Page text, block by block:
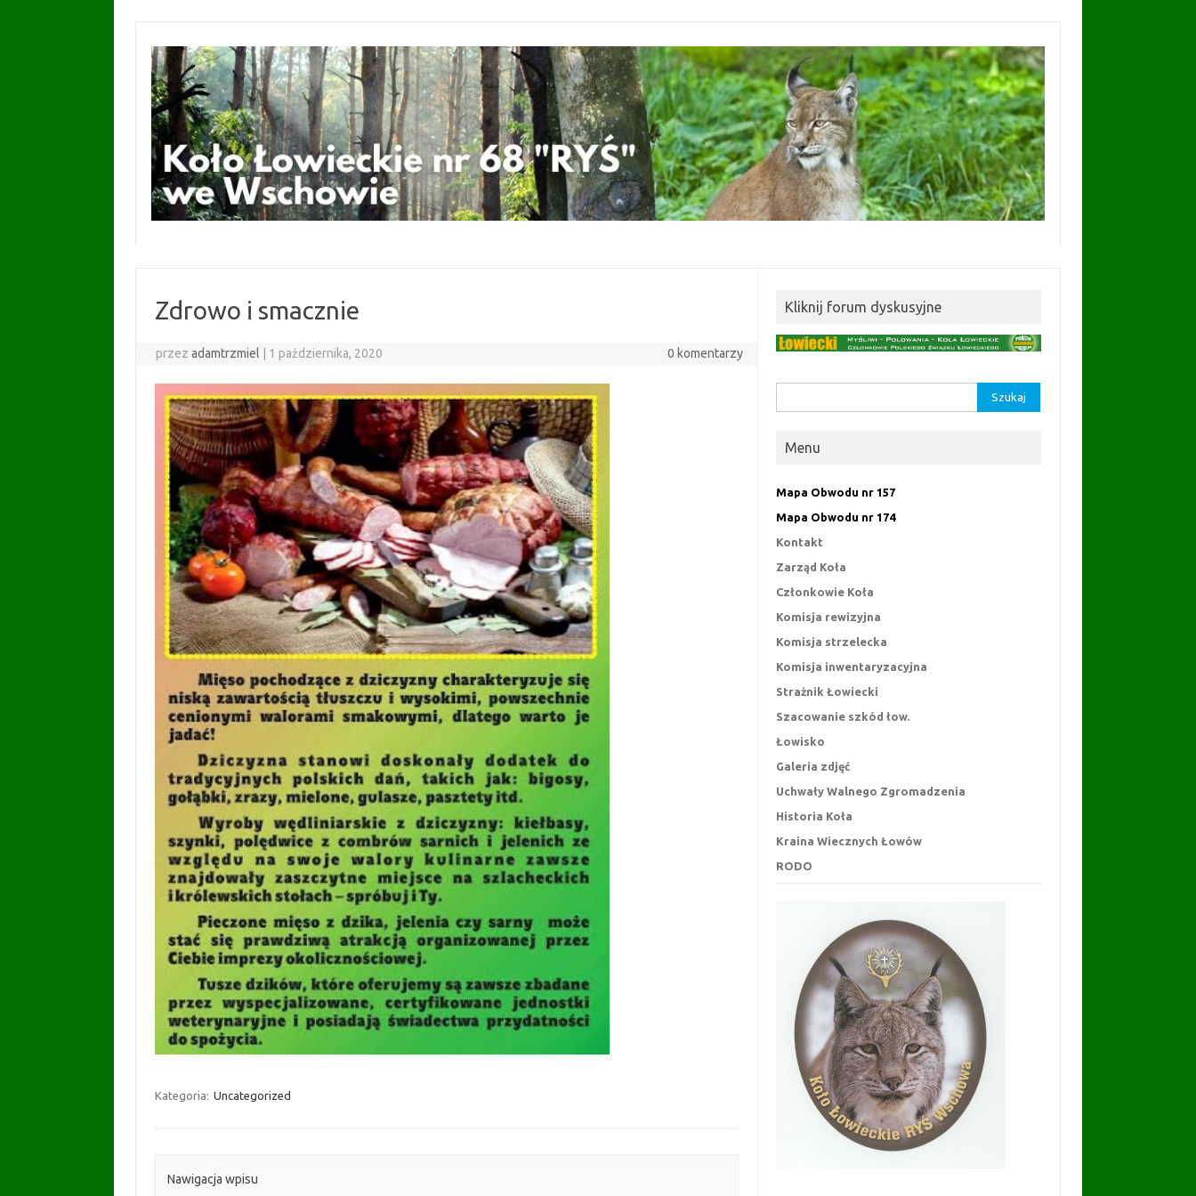
treści
Zdrowo i smacznie
przezadamtrzmiel 1 października, 2020 0 komentarzy
Kategoria: Uncategorized
Nawigacja wpisu
Kliknij forum dyskusyjne
Menu
Mapa Obwodu nr 157
Mapa Obwodu nr 174
Kontakt
Zarząd Koła
Członkowie Koła
Komisja rewizyjna
Komisja strzelecka
Komisja inwentaryzacyjna
Strażnik Łowiecki
Szacowanie szkód łow.
Łowisko
Galeria zdjęć
Uchwały Walnego Zgromadzenia
Historia Koła
Kraina Wiecznych Łowów
RODO